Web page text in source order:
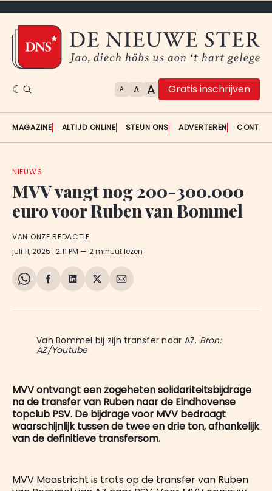
A A A Gratis inschrijven
MAGAZINE ALTIJD ONLINE STEUN ONS ADVERTEREN
NIEUWS
MVV vangt nog 200-300.000
euro voor Ruben van Bommel
VAN ONZE REDACTIE
juli 11, 2025 . 2:11 PM 2 minuut lezen
Share
WhatsApp
Delen
Facebook
Delen
LinkedIn
Share
X
Deel
E-
Van Bommel bij zijn transfer naar AZ. Bron:
AZ/Youtube
MVV ontvangt een zogeheten solidariteitsbijdrage
na de transfer van Ruben naar de Eindhovense
topclub PSV. De bijdrage voor MVV bedraagt
waarschijnlijk tussen de twee en drie ton, afhankelijk
van de definitieve transfersom.
MVV Maastricht is trots op de transfer van Ruben